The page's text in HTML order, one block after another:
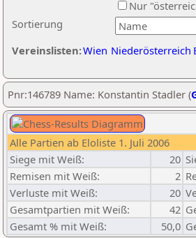
Sortierung
Nur
Vereinslisten:Wien Niederösterreich
Pnr:146789 Name: Konstantin Stadler (
Alle Partien ab Eloliste 1. Juli 2006
Siege mit Weiß:
20
Remisen mit Weiß:
2
Verluste mit Weiß:
20
Gesamtpartien mit Weiß:
42
Gesamt % mit Weiß:
50,0